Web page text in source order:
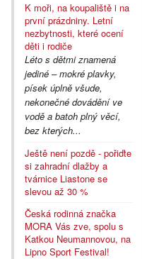
K moři, na koupaliště i na
první prázdniny. Letní
nezbytnosti, které ocení
děti i rodiče
Léto s dětmi znamená
jediné – mokré plavky,
písek úplně všude,
nekonečné dovádění ve
vodě a batoh plný věcí,
bez kterých...
Ještě není pozdě - pořiďte
si zahradní dlažby a
tvárnice Liastone se
slevou až 30 %
Česká rodinná značka
MORA Vás zve, spolu s
Katkou Neumannovou, na
Lipno Sport Festival!